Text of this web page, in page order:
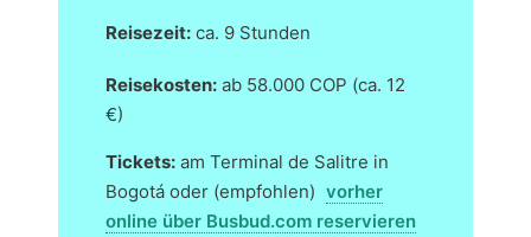
Reisezeit: ca. 9 Stunden
Reisekosten: ab 58.000 COP (ca. 12
€)
Tickets: am Terminal de Salitre in
Bogotá oder (empfohlen) vorher
online über Busbud.com reservieren